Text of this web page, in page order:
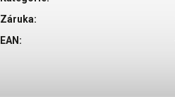
Záruka:
EAN :